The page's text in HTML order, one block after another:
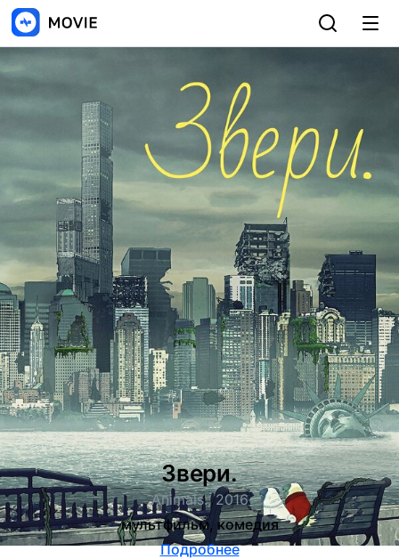
Звери.
Animals., 2016
мультфильм, комедия
Подробнее